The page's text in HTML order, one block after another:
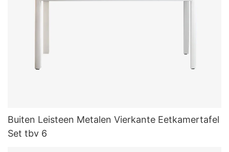
Buiten Leisteen Metalen Vierkante Eetkamertafel
Set tbv 6